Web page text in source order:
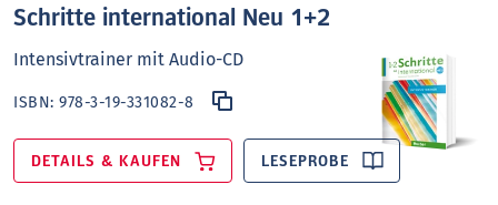
Schritte international Neu 1+2
Intensivtrainer mit Audio-CD
ISBN:978-3-19-331082-8
DETAILS & KAUFEN LESEPROBE